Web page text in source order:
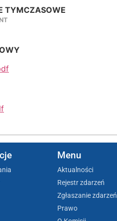
TYMCZASOWE
Menu
Aktualności
Rejestr zdarzeń
Zgłaszanie zdarzeń
Prawo